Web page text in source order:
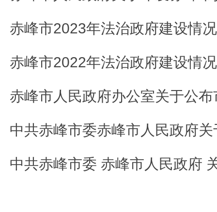
赤峰市2023年法治政府建设情
赤峰市2022年法治政府建设情